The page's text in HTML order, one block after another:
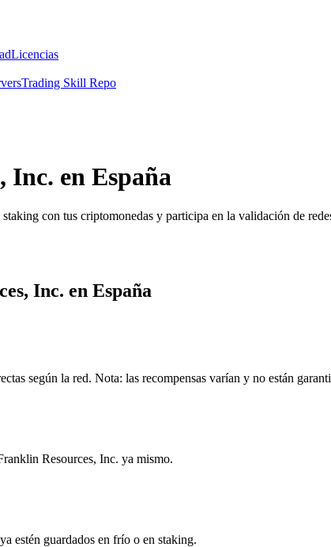
Licencias
Trading Skill Repo
Inc. en España
con tus criptomonedas y participa en la validación de
Inc. en España
según la red. Nota: las recompensas varían y no están
Resources, Inc. ya mismo.
estén guardados en frío o en staking.